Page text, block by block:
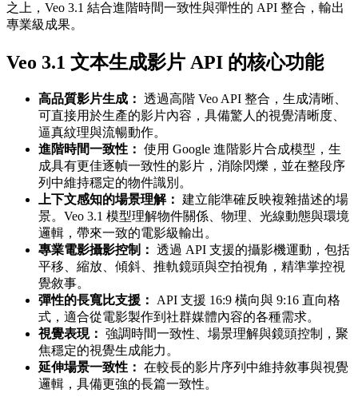
之上，Veo 3.1 結合進階時間一致性與彈性的 API 整合，輸出
專業級成果。
Veo 3.1 文本生成影片 API 的核心功能
高品質影片生成： 透過高階 Veo API 整合，生成清晰、
可直接用於生產的影片內容，具備驚人的視覺清晰度、
逼真紋理與流暢動作。
進階時間一致性： 使用 Google 進階影片合成模型，生
成具有更佳逐幀一致性的影片，消除閃爍，並在整段序
列中維持穩定的物件識別。
上下文感知的場景理解： 建立能準確反映複雜描述的場
景。Veo 3.1 模型理解物件關係、物理、光線動態與環境
邏輯，帶來一致的電影級輸出。
專業電影攝影控制： 透過 API 支援的攝影機運動，包括
平移、縮放、傾斜、推軌鏡頭與空拍視角，精準掌控視
覺敘事。
彈性的長寬比支援：
API 支援 16:9 橫向與 9:16 直向格
式，適合從電影製作到社群媒體內容的各種需求。
視覺表現： 強調時間一致性、場景理解與鏡頭控制，聚
焦穩定的視覺生成能力。
延伸場景一致性： 在較長的影片序列中維持敘事與視覺
邏輯，具備更強的長篇一致性。